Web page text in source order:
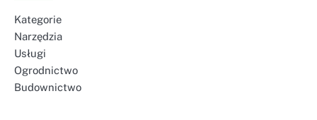
Kategorie
Narzędzia
Usługi
Ogrodnictwo
Budownictwo